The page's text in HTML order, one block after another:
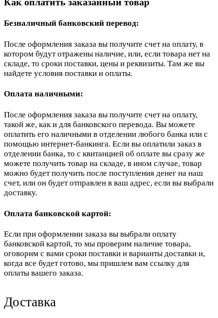
Безналичный банковский перевод:
После оформления заказа вы получите счет на оплату, в
котором будут отражены наличие, или, если товара нет на
складе, то сроки поставки, цены и реквизиты. Там же вы
найдете условия поставки и оплаты.
Оплата наличными:
После оформления заказа вы получите счет на оплату,
такой же, как и для банковского перевода. Вы можете
оплатить его наличными в отделении любого банка или с
помощью интернет-банкинга. Если вы оплатили заказ в
отделении банка, то с квитанцией об оплате вы сразу же
можете получить товар на складе, в ином случае, товар
можно будет получить после поступления денег на наш
счет, или он будет отправлен в ваш адрес, если вы выбрали
доставку.
Оплата банковской картой:
Если при оформлении заказа вы выбрали оплату
банковской картой, то мы проверим наличие товара,
оговорим с вами сроки поставки и варианты доставки и,
когда все будет готово, мы пришлем вам ссылку для
оплаты вашего заказа.
Доставка